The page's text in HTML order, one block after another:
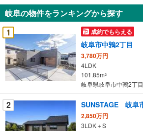
知
を
受
け
取
る
・
条
件
を
マ
イ
岐阜の物件をランキングから探す
1
成約でもらえる
岐阜市中鶉2丁目
3,780万円
4LDK
101.85m2
岐阜県岐阜市中鶉2丁目
2
2,850万円
3LDK＋S